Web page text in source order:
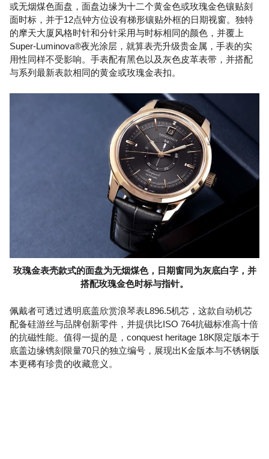
或无烟煤色面盘，面盘边缘为十二个黄金色或玫瑰金色镶贴刻
面时标，并于12点钟方位设有梯形镶贴外框的日期视窗。独特
的摩天大厦风格时针和分针采用与时标相同的颜色，并覆上
Super-Luminova®夜光涂层，就算表壳升级贵金属，手表的实
用性同样不受影响。手表配有黑色以及灰色皮革表带，并搭配
与系列最新表款相同的黄金或玫瑰金表扣。
玫瑰金表壳款式的面盘为无烟煤色，日期窗同为灰底白字，并
搭配玫瑰金色时标与指针。
佩戴者可透过透明底盖欣赏浪琴表L896.5机芯，这款自动机芯
配备硅游丝与品牌创新零件，并提供比ISO 764抗磁标准高十倍
的抗磁性能。值得一提的是，conquest heritage 18K限定版本于
底盖边缘镌刻限量70只的独立编号，展现出K金版本与不锈钢版
本更稀有珍贵的收藏意义。